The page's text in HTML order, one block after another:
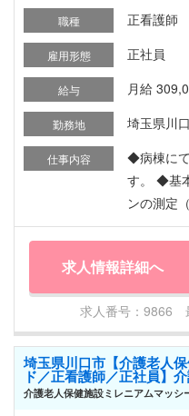
職種 正看護師
雇用形態 正社員
給与 月給
勤務地 埼玉県川
仕事内容
◆病棟に
す。 ◆基
ンの測定
求人情報詳細へ
求人番号：9866
埼玉県川口市【介護老人
ド／正看護師／正社員】
介護老人保健施設ミレニアムマッシ